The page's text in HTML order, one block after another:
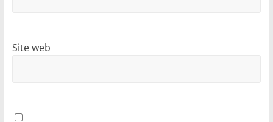
Site web